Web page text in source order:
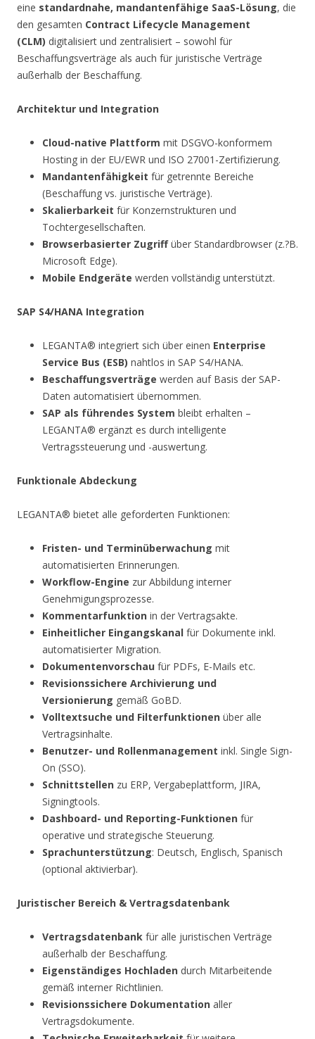
eine standardnahe, mandantenfähige SaaS-Lösung, die
den gesamten Contract Lifecycle Management
(CLM) digitalisiert und zentralisiert – sowohl für
Beschaffungsverträge als auch für juristische Verträge
außerhalb der Beschaffung.
Architektur und Integration
Cloud-native Plattform mit DSGVO-konformem
Hosting in der EU/EWR und ISO 27001-Zertifizierung.
Mandantenfähigkeit für getrennte Bereiche
(Beschaffung vs. juristische Verträge).
Skalierbarkeit für Konzernstrukturen und
Tochtergesellschaften.
Browserbasierter Zugriffüber Standardbrowser (z.?B.
Microsoft Edge).
Mobile Endgeräte werden vollständig unterstützt.
SAP S4/HANA Integration
LEGANTA® integriert sich über einen Enterprise
Service Bus (ESB) nahtlos in SAP S4/HANA.
Beschaffungsverträge werden auf Basis der SAP-
Daten automatisiert übernommen.
SAP als führendes System bleibt erhalten –
LEGANTA® ergänzt es durch intelligente
Vertragssteuerung und -auswertung.
Funktionale Abdeckung
LEGANTA® bietet alle geforderten Funktionen:
Fristen- und Terminüberwachung mit
automatisierten Erinnerungen.
Workflow-Engine zur Abbildung interner
Genehmigungsprozesse.
Kommentarfunktion in der Vertragsakte.
Einheitlicher Eingangskanal für Dokumente inkl.
automatisierter Migration.
Dokumentenvorschau für PDFs, E-Mails etc.
Revisionssichere Archivierung und
Versionierung gemäß GoBD.
Volltextsuche und Filterfunktionen über alle
Vertragsinhalte.
Benutzer- und Rollenmanagement inkl. Single Sign-
On (SSO).
Schnittstellen zu ERP, Vergabeplattform, JIRA,
Signingtools.
Dashboard- und Reporting-Funktionen für
operative und strategische Steuerung.
Sprachunterstützung: Deutsch, Englisch, Spanisch
(optional aktivierbar).
Juristischer Bereich & Vertragsdatenbank
Vertragsdatenbank für alle juristischen Verträge
außerhalb der Beschaffung.
Eigenständiges Hochladen durch Mitarbeitende
gemäß interner Richtlinien.
Revisionssichere Dokumentation aller
Vertragsdokumente.